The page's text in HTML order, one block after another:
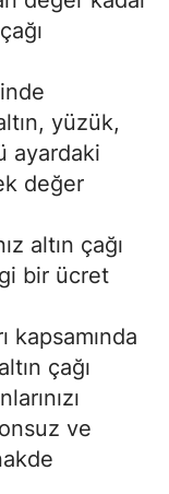
yüzük,
ayardaki
değer
altın çağı
bir ücret
kapsamında
çağı
ve